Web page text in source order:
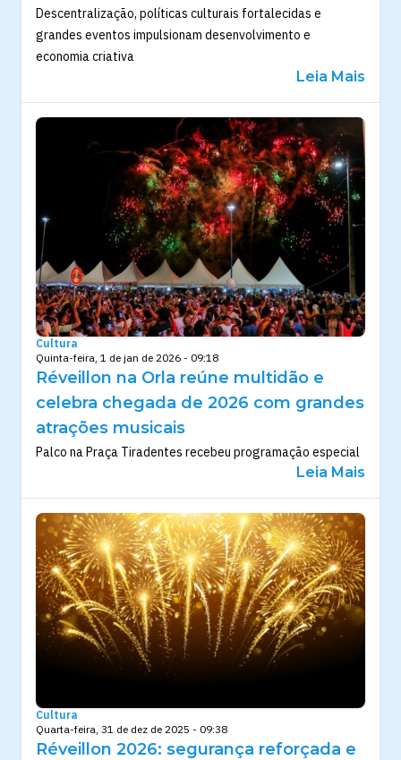
Descentralização, políticas culturais fortalecidas e
grandes eventos impulsionam desenvolvimento e
economia criativa
Leia Mais
Cultura
Quinta-feira, 1 de jan de 2026 - 09:18
Réveillon na Orla reúne multidão e
celebra chegada de 2026 com grandes
atrações musicais
Palco na Praça Tiradentes recebeu programação especial
Leia Mais
Cultura
Quarta-feira, 31 de dez de 2025 - 09:38
Réveillon 2026: segurança reforçada e